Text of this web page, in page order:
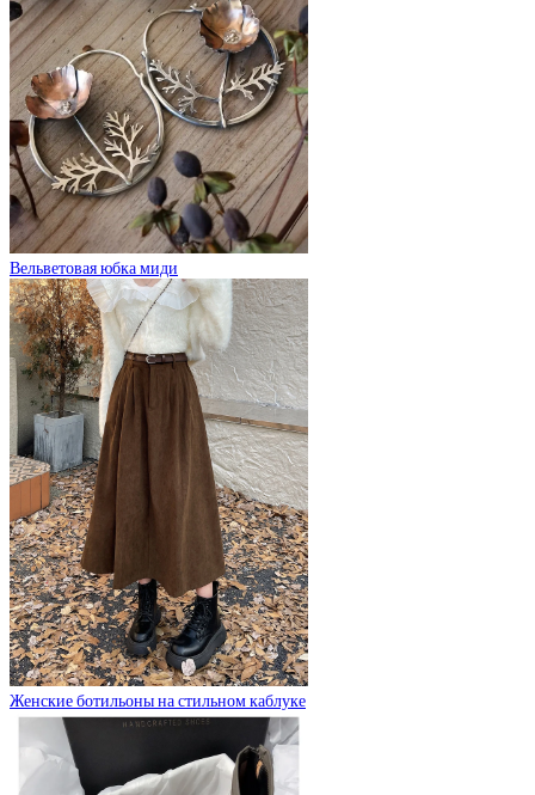
Вельветовая юбка миди
Женские ботильоны на стильном каблуке